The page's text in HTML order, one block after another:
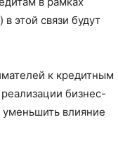
этой связи будут
к кредитным
бизнес-
влияние